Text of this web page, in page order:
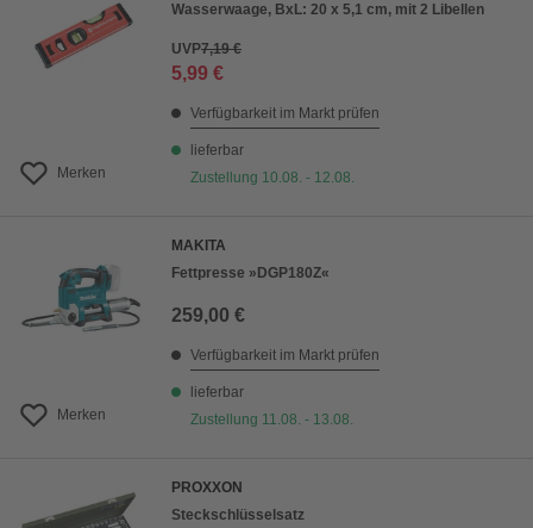
Merken
Wasserwaage, BxL: 20 x 5,1 cm, mit 2 Libellen
UVP7,19 €
5,99 €
Verfügbarkeit im Markt prüfen
lieferbar
Zustellung 10.08. - 12.08.
Merken
MAKITA
Fettpresse »DGP180Z«
259,00 €
Verfügbarkeit im Markt prüfen
lieferbar
Zustellung 11.08. - 13.08.
PROXXON
Steckschlüsselsatz